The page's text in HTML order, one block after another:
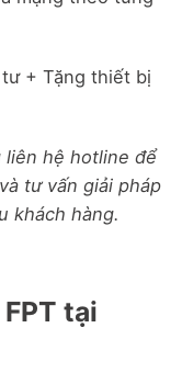
+ Tặng thiết bị
liên hệ hotline để
tư vấn giải pháp
khách hàng.
tại